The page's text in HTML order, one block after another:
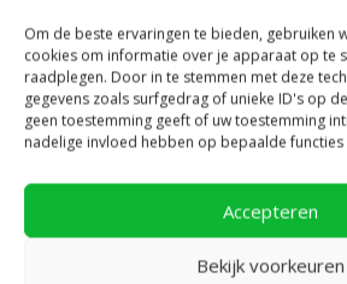
Om de beste ervaringen te bieden, gebruiken
cookies om informatie over je apparaat op te
raadplegen. Door in te stemmen met deze
gegevens zoals surfgedrag of unieke ID's op
geen toestemming geeft of uw toestemming
nadelige invloed hebben op bepaalde
Accepteren
Bekijk voorkeuren